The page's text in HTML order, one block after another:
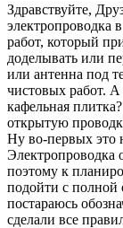
Здравствуйте,
электропроводка
работ, который
доделывать или
или антенна под
чистовых работ. А
кафельная
открытую
Ну во-первых это
Электропроводка
поэтому к
подойти с полной
постараюсь
сделали все